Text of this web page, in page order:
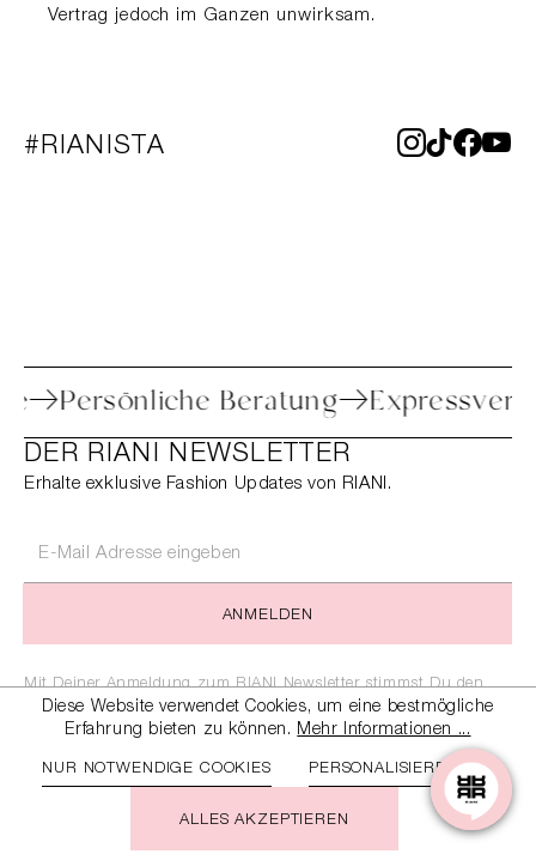
Vertrag jedoch im Ganzen unwirksam.
#RIANISTA
Retoure Persönliche Beratung
DER RIANI NEWSLETTER
Erhalte exklusive Fashion Updates von RIANI.
ANMELDEN
Mit Deiner Anmeldung zum RIANI Newsletter stimmst Du den
geltendenDatenschutzbestimmungenund AGB zu.
Diese Website verwendet Cookies, um eine bestmögliche
Erfahrung bieten zu können. Mehr Informationen ...
NUR NOTWENDIGE COOKIES PERSONALISIEREN
ALLES AKZEPTIEREN